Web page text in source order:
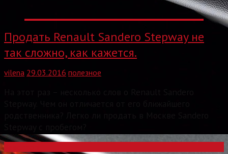
Продать Renault Sandero Stepway не
так сложно, как кажется.
vilena 29.03.2016 полезное